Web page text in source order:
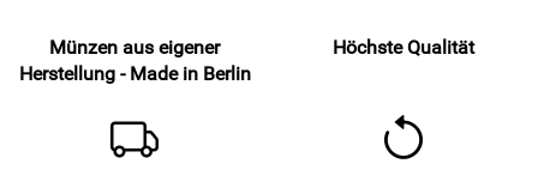
Münzen aus eigener
Herstellung - Made in Berlin
Höchste Qualität